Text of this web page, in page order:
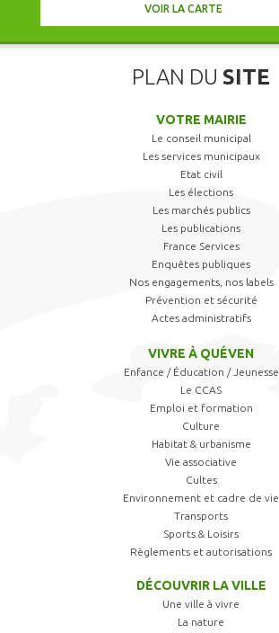
VOIR LA CARTE
PLAN DU SITE
VOTRE MAIRIE
Le conseil municipal
Les services municipaux
Etat civil
Les élections
Les marchés publics
Les publications
France Services
Enquêtes publiques
Nos engagements, nos labels
Prévention et sécurité
Actes administratifs
VIVRE À QUÉVEN
Enfance / Éducation / Jeunesse
Le CCAS
Emploi et formation
Culture
Habitat & urbanisme
Vie associative
Cultes
Environnement et cadre de vie
Transports
Sports & Loisirs
Règlements et autorisations
DÉCOUVRIR LA VILLE
Une ville à vivre
La nature